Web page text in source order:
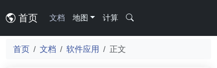
首页 文档 地图 计算
首页 文档 软件应用 正文